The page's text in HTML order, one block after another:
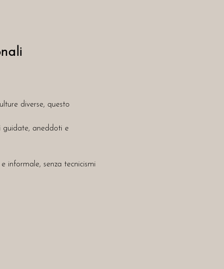
diverse, questo
guidate, aneddoti e
informale, senza tecnicismi